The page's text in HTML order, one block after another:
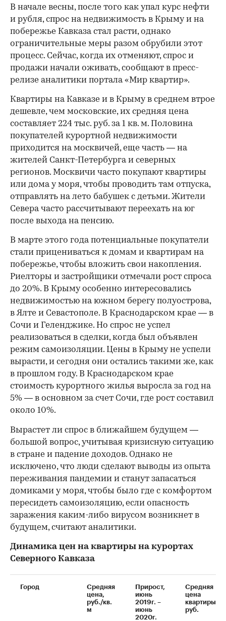
В начале весны, после того как упал курс нефти
и рубля, спрос на недвижимость в Крыму и на
побережье Кавказа стал расти, однако
ограничительные меры разом обрубили этот
процесс. Сейчас, когда их отменяют, спрос и
продажи начали оживать, сообщают в пресс-
релизе аналитики портала «Мир квартир».
Квартиры на Кавказе и в Крыму в среднем втрое
дешевле, чем московские, их средняя цена
составляет 224 тыс. руб. за 1 кв. м. Половина
покупателей курортной недвижимости
приходится на москвичей, еще часть — на
жителей Санкт-Петербурга и северных
регионов. Москвичи часто покупают квартиры
или дома у моря, чтобы проводить там отпуска,
отправлять на лето бабушек с детьми. Жители
Севера часто рассчитывают переехать на юг
после выхода на пенсию.
В марте этого года потенциальные покупатели
стали прицениваться к домам и квартирам на
побережье, чтобы вложить свои накопления.
Риелторы и застройщики отмечали рост спроса
до 20%. В Крыму особенно интересовались
недвижимостью на южном берегу полуострова,
в Ялте и Севастополе. В Краснодарском крае — в
Сочи и Геленджике. Но спрос не успел
реализоваться в сделки, когда был объявлен
режим самоизоляции. Цены в Крыму не успели
вырасти, и сегодня они остались такими же, как
в прошлом году. В Краснодарском крае
стоимость курортного жилья выросла за год на
5% — в основном за счет Сочи, где рост составил
около 10%.
Вырастет ли спрос в ближайшем будущем —
большой вопрос, учитывая кризисную ситуацию
в стране и падение доходов. Однако не
исключено, что люди сделают выводы из опыта
переживания пандемии и станут запасаться
домиками у моря, чтобы было где с комфортом
пересидеть самоизоляцию, если опасность
заражения каким-либо вирусом возникнет в
будущем, считают аналитики.
Динамика цен на квартиры на курортах
Северного Кавказа
Город
Средняя
цена,
руб./кв.
м
Прирост,
июнь
2019г. –
июнь
2020г.
Средняя
цена
квартиры,
руб.